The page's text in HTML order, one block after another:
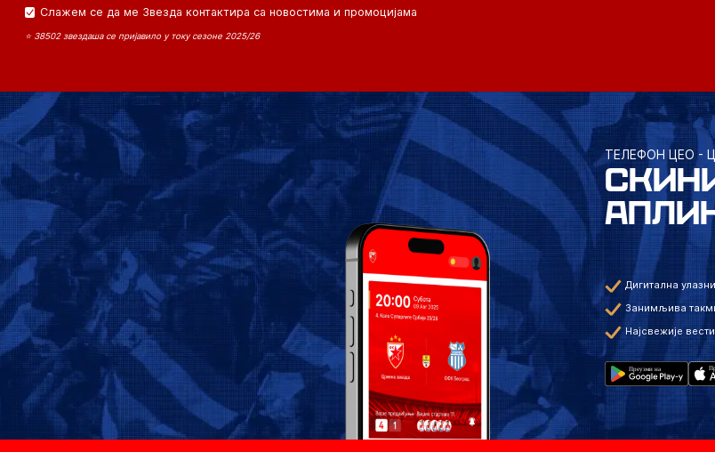
Слажем се да ме Звезда контактира са новостима и промоцијама
⭐ 38502 звездаша се пријавило у току сезоне 2025/26
ТЕЛЕФОН ЦЕО -
Дигитална
Занимљива
Најсвежије